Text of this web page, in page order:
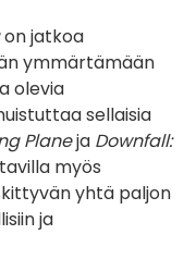
on jatkoa
ymmärtämään
olevia
sellaisia
Planeja Downfall:
myös
yhtä paljon
ja